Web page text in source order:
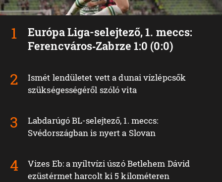
Európa Liga-selejtező, 1. meccs:
Ferencváros‑Zabrze 1:0 (0:0)
Ismét lendületet vett a dunai vízlépcsők
szükségességéről szóló vita
Labdarúgó BL-selejtező, 1. meccs:
Svédországban is nyert a Slovan
Vizes Eb: a nyíltvízi úszó Betlehem Dávid
ezüstérmet harcolt ki 5 kilométeren